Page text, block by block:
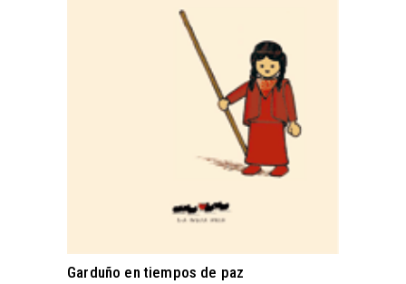
AÑADIR AL CARRITO
Garduño en tiempos de paz